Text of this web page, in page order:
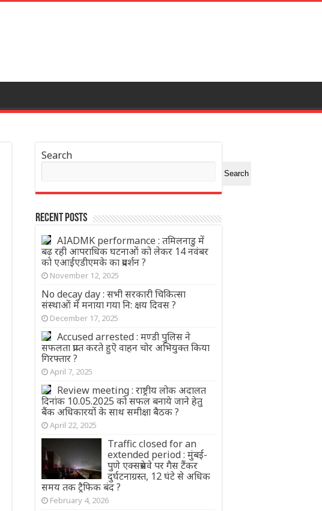
Search
Search
Recent Posts
AIADMK performance : तमिलनाडु में
बढ़ रही आपराधिक घटनाओं को लेकर 14 नवंबर
को एआईएडीएमके का प्रदर्शन ?
November 12, 2025
No decay day : सभी सरकारी चिकित्सा
संस्थाओं में मनाया गया नि: क्षय दिवस ?
December 17, 2025
Accused arrested : मण्डी पुलिस ने
सफलता प्राप्त करते हुऎ वाहन चोर अभियुक्त किया
गिरफ्तार ?
April 7, 2025
Review meeting : राष्ट्रीय लोक अदालत
दिनांक 10.05.2025 को सफल बनाये जाने हेतु
बैंक अधिकारयों के साथ समीक्षा बैठक ?
April 22, 2025
Traffic closed for an
extended period : मुंबई-
पुणे एक्सप्रेसवे पर गैस टैंकर
दुर्घटनाग्रस्त, 12 घंटे से अधिक
समय तक ट्रैफिक बंद ?
February 4, 2026